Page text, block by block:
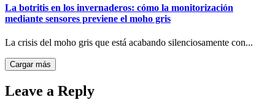
La botritis en los invernaderos: cómo la monitorización
mediante sensores previene el moho gris
La crisis del moho gris que está acabando silenciosamente con...
Cargar más
Leave a Reply